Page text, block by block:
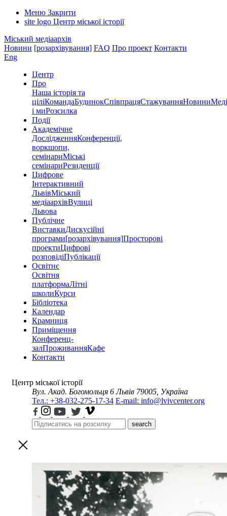
Меню Закрити
site logo Центр міської історії
Міський медіаархів
Новини [розархівування] FAQ Про проект Контакти
Eng
Центр
Про
Наша історія та
ціліКомандаБудинокСпівпрацяСтажуванняНовини
і миРозсилка
Події
Академічне
ДослідженняКонференції,
воркшопи,
семінариМіські
семінариРезиденції
Цифрове
Інтерактивний
ЛьвівМіський
медіаархівВулиці
Львова
Публічне
ВиставкиДискусійні
програми[розархівування]Просторові
проектиЦифрові
розповідіПублікації
Освітнє
Освітня
платформаЛітні
школиКурси
Бібліотека
Календар
Крамниця
Приміщення
Конференц-
залПроживанняКафе
Контакти
Центр міської історії
Вул. Акад. Богомольця 6 Львів 79005, Україна
Тел.: +38-032-275-17-34 E-mail: info@lvivcenter.org
search